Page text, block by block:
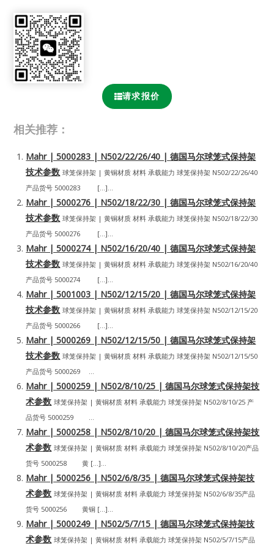
请求报价
相关推荐：
Mahr | 5000283 | N502/22/26/40 | 德国马尔球笼式保持架
技术参数 球笼保持架 | 黄铜材质 材料 承载能力 球笼保持架 N502/22/26/40
产品货号 5000283 […]...
Mahr | 5000276 | N502/18/22/30 | 德国马尔球笼式保持架
技术参数 球笼保持架 | 黄铜材质 材料 承载能力 球笼保持架 N502/18/22/30
产品货号 5000276 […]...
Mahr | 5000274 | N502/16/20/40 | 德国马尔球笼式保持架
技术参数 球笼保持架 | 黄铜材质 材料 承载能力 球笼保持架 N502/16/20/40
产品货号 5000274 […]...
Mahr | 5001003 | N502/12/15/20 | 德国马尔球笼式保持架
技术参数 球笼保持架 | 黄铜材质 材料 承载能力 球笼保持架 N502/12/15/20
产品货号 5000266 […]...
Mahr | 5000269 | N502/12/15/50 | 德国马尔球笼式保持架
技术参数 球笼保持架 | 黄铜材质 材料 承载能力 球笼保持架 N502/12/15/50
产品货号 5000269 ...
Mahr | 5000259 | N502/8/10/25 | 德国马尔球笼式保持架技
术参数 球笼保持架 | 黄铜材质 材料 承载能力 球笼保持架 N502/8/10/25 产
品货号 5000259 ...
Mahr | 5000258 | N502/8/10/20 | 德国马尔球笼式保持架技
术参数 球笼保持架 | 黄铜材质 材料 承载能力 球笼保持架 N502/8/10/20产品
货号 5000258 黄 […]...
Mahr | 5000256 | N502/6/8/35 | 德国马尔球笼式保持架技
术参数 球笼保持架 | 黄铜材质 材料 承载能力 球笼保持架 N502/6/8/35产品
货号 5000256 黄铜 […]...
Mahr | 5000249 | N502/5/7/15 | 德国马尔球笼式保持架技
术参数 球笼保持架 | 黄铜材质 材料 承载能力 球笼保持架 N502/5/7/15产品